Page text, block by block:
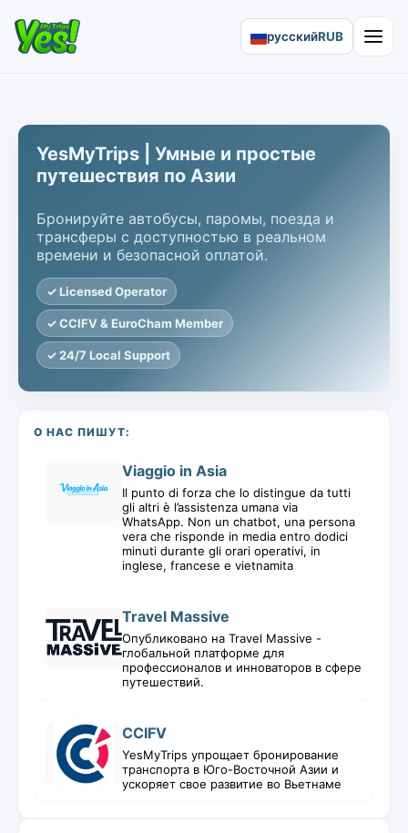
русскийRUB Open
YesMyTrips | Умные и простые
путешествия по Азии
Бронируйте автобусы, паромы, поезда и
трансферы с доступностью в реальном
времени и безопасной оплатой.
✓ Licensed Operator
✓ CCIFV & EuroCham Member
✓ 24/7 Local Support
О НАС ПИШУТ:
Viaggio in Asia
Il punto di forza che lo distingue da tutti
gli altri è l’assistenza umana via
WhatsApp. Non un chatbot, una persona
vera che risponde in media entro dodici
minuti durante gli orari operativi, in
inglese, francese e vietnamita
Travel Massive
Опубликовано на Travel Massive -
глобальной платформе для
профессионалов и инноваторов в сфере
путешествий.
CCIFV
YesMyTrips упрощает бронирование
транспорта в Юго-Восточной Азии и
ускоряет свое развитие во Вьетнаме